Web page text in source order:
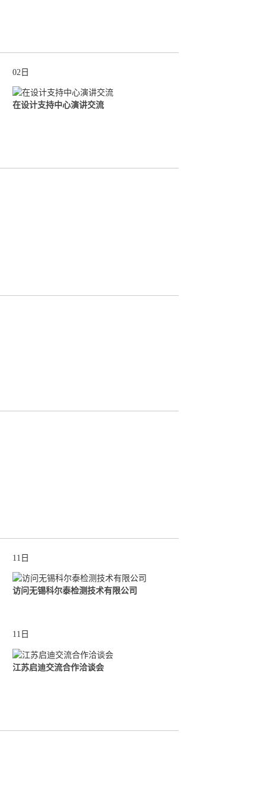
02日
在设计支持中心演讲交流
11日
访问无锡科尔泰检测技术有限公司
11日
江苏启迪交流合作洽谈会